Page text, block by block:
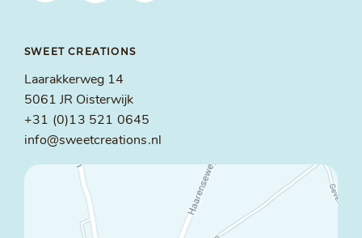
SWEET CREATIONS
Laarakkerweg 14
5061 JR Oisterwijk
+31 (0)13 521 0645
info@sweetcreations.nl